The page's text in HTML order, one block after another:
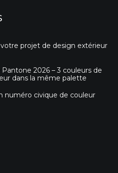
projet de design extérieur
Pantone 2026 – 3 couleurs de
dans la même palette
numéro civique de couleur